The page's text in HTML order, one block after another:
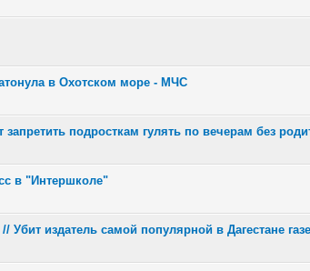
в Охотском море - МЧС
Голосов: 3 - Средняя оценка: 2.67 из 5
1 234
подросткам гулять по вечерам без
Голосов: 2 - Средняя оценка: 3 из 5
1 23 45
в "Интершколе"
Голосов: 3 - Средняя оценка: 1.33 из 5
издатель самой популярной в Дагестане
Голосов: 3 - Средняя оценка: 1.33 из 5
12345